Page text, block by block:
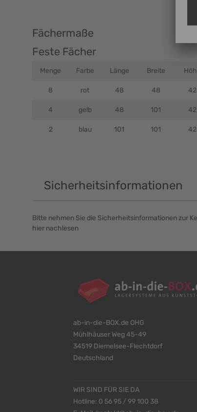
Fächermaße
Feste Fächer
Menge Farbe Länge Breite
8 rot 48 48 42
4 gelb 48 101 42
2 blau 101 101 42
Sicherheitsinformationen
Bitte nehmen Sie die Sicherheitsinformationen zur
hier nachlesen
ab-in-die-BOX.de OHG
Mühlhäuser Weg 45-49
34519 Diemelsee-Flechtdorf
Deutschland
WIR SIND FÜR SIE DA
Hotline: 0 56 95 / 99 100 38